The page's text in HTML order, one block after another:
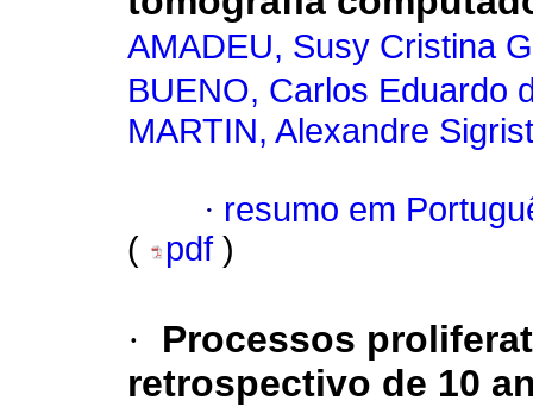
AMADEU, Susy Cristina
BUENO, Carlos Eduardo
MARTIN, Alexandre
· resumo em
(
pdf )
·
Processos
retrospectivo de 10